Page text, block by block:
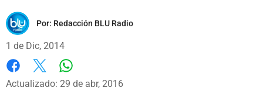
Por: Redacción BLU Radio
1 de Dic, 2014
Facebook
X
Actualizado: 29 de abr, 2016